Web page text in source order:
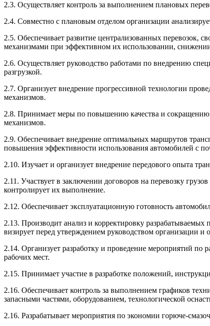
2.3. Осуществляет контроль за выполнением плановых
2.4. Совместно с плановым отделом организации
2.5. Обеспечивает развитие централизованных перевозок,
механизмами при эффективном их использовании, снижении
2.6. Осуществляет руководство работами по внедрению
разгрузкой.
2.7. Организует внедрение прогрессивной технологии
механизмов.
2.8. Принимает меры по повышению качества и сокращению
механизмов.
2.9. Обеспечивает внедрение оптимальных маршрутов
повышения эффективности использования автомобилей с
2.10. Изучает и организует внедрение передового опыта
2.11. Участвует в заключении договоров на перевозку
контролирует их выполнение.
2.12. Обеспечивает эксплуатационную готовность
2.13. Производит анализ и корректировку
визирует перед утверждением руководством организации
2.14. Организует разработку и проведение мероприятий по
рабочих мест.
2.15. Принимает участие в разработке положений,
2.16. Обеспечивает контроль за выполнением графиков
запасными частями, оборудованием, технологической
2.16. Разрабатывает мероприятия по экономии горюче-